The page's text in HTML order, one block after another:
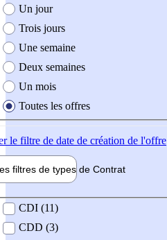
création de l'offre
Un jour
Trois jours
Une semaine
Deux semaines
Un mois
Toutes les offres
le filtre de date de création de l'offre
filtres de types de Contrat
contrat
CDI (11)
CDD (3)